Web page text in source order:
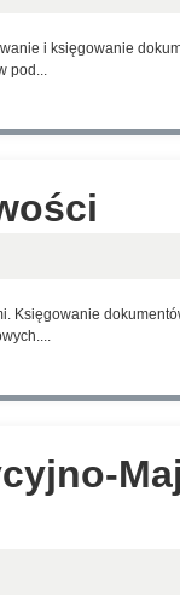
i księgowanie
pod...
Księgowanie